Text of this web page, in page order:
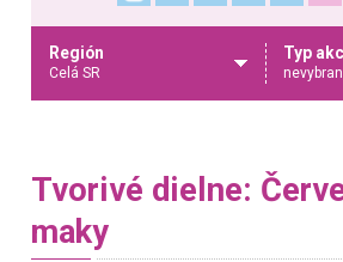
Región
Celá SR
Typ
Tvorivé dielne:
maky